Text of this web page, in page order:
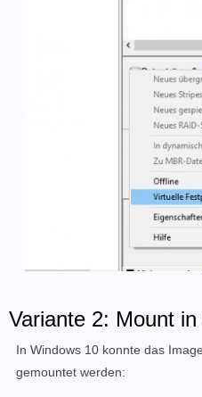
Variante 2: Mount
In Windows 10 konnte das
gemountet werden: